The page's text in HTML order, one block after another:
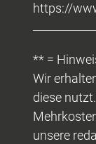
https://
** =
Wir
diese
unsere